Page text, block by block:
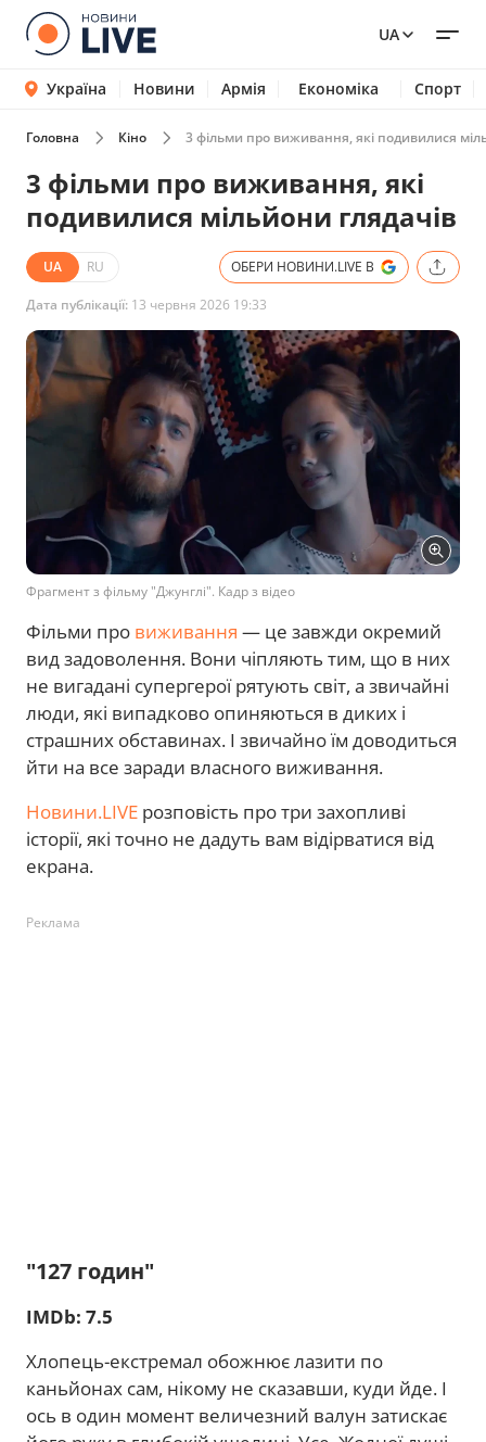
UA
Україна Новини Армія Економіка Спорт
Головна Кіно 3 фільми про виживання, які подивилися
3 фільми про виживання, які
подивилися мільйони глядачів
UA RU ОБЕРИ НОВИНИ.LIVE В
Дата публікації: 13 червня 2026 19:33
Фрагмент з фільму "Джунглі". Кадр з відео
Фільми про виживання — це завжди окремий
вид задоволення. Вони чіпляють тим, що в них
не вигадані супергерої рятують світ, а звичайні
люди, які випадково опиняються в диких і
страшних обставинах. І звичайно їм доводиться
йти на все заради власного виживання.
Новини.LIVE розповість про три захопливі
історії, які точно не дадуть вам відірватися від
екрана.
Реклама
"127 годин"
IMDb: 7.5
Хлопець-екстремал обожнює лазити по
каньйонах сам, нікому не сказавши, куди йде. І
ось в один момент величезний валун затискає